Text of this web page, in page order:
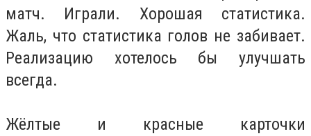
матч. Играли. Хорошая статистика.
Жаль, что статистика голов не забивает.
Реализацию хотелось бы улучшать
всегда.
Жёлтые и красные карточки